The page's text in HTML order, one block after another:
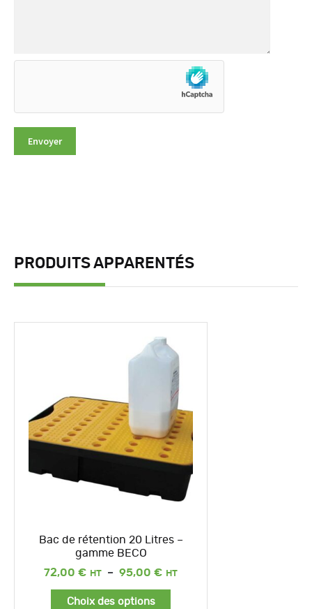
PRODUITS APPARENTÉS
Bac de rétention 20 Litres –
gamme BECO
72,00 € – 95,00 €
Plage
Choix des options